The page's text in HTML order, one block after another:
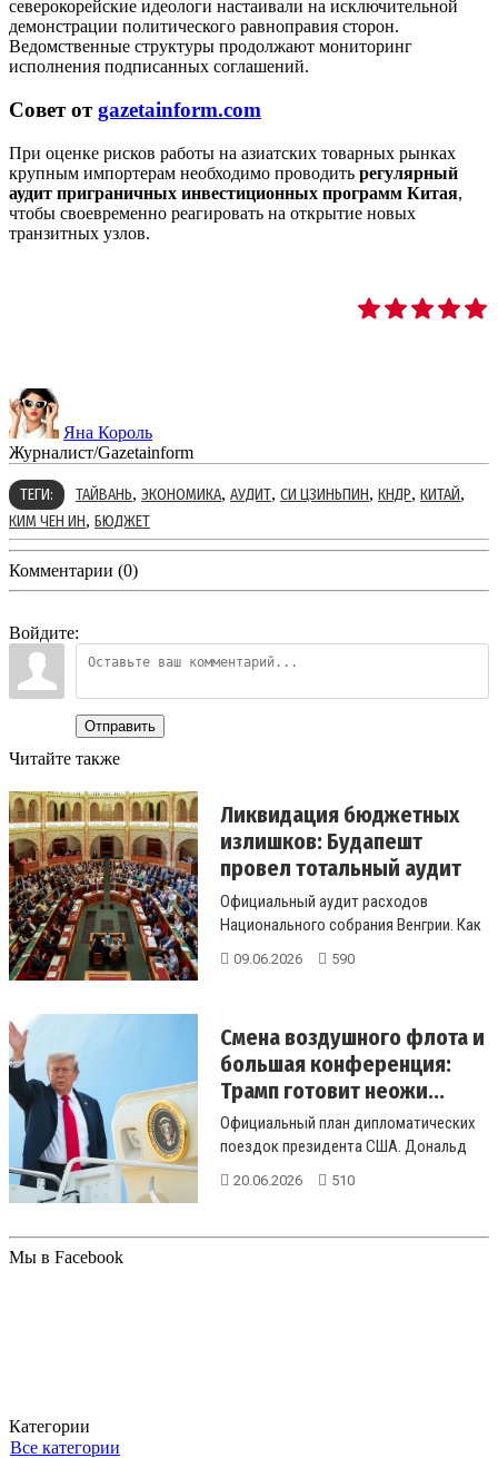
северокорейские идеологи настаивали на исключительной
демонстрации политического равноправия сторон.
Ведомственные структуры продолжают мониторинг
исполнения подписанных соглашений.
Совет отgazetainform.com
При оценке рисков работы на азиатских товарных рынках
крупным импортерам необходимо проводить регулярный
аудит приграничных инвестиционных программ Китая,
чтобы своевременно реагировать на открытие новых
транзитных узлов.
Яна Король
Журналист/Gazetainform
ТЕГИ: ТАЙВАНЬ, ЭКОНОМИКА, АУДИТ, СИ ЦЗИНЬПИН, КНДР, КИТАЙ,
КИМ ЧЕН ИН, БЮДЖЕТ
Комментарии (0)
Войдите:
Отправить
Читайте также
Ликвидация бюджетных
излишков: Будапешт
провел тотальный аудит
ра...
Официальный аудит расходов
Национального собрания Венгрии. Как
закон об изменении коэффициентов
09.06.2026 590
Смена воздушного флота и
большая конференция:
Трамп готовит неожи...
Официальный план дипломатических
поездок президента США. Дональд
Трамп ано...
20.06.2026 510
Мы в Facebook
Категории
Все категории